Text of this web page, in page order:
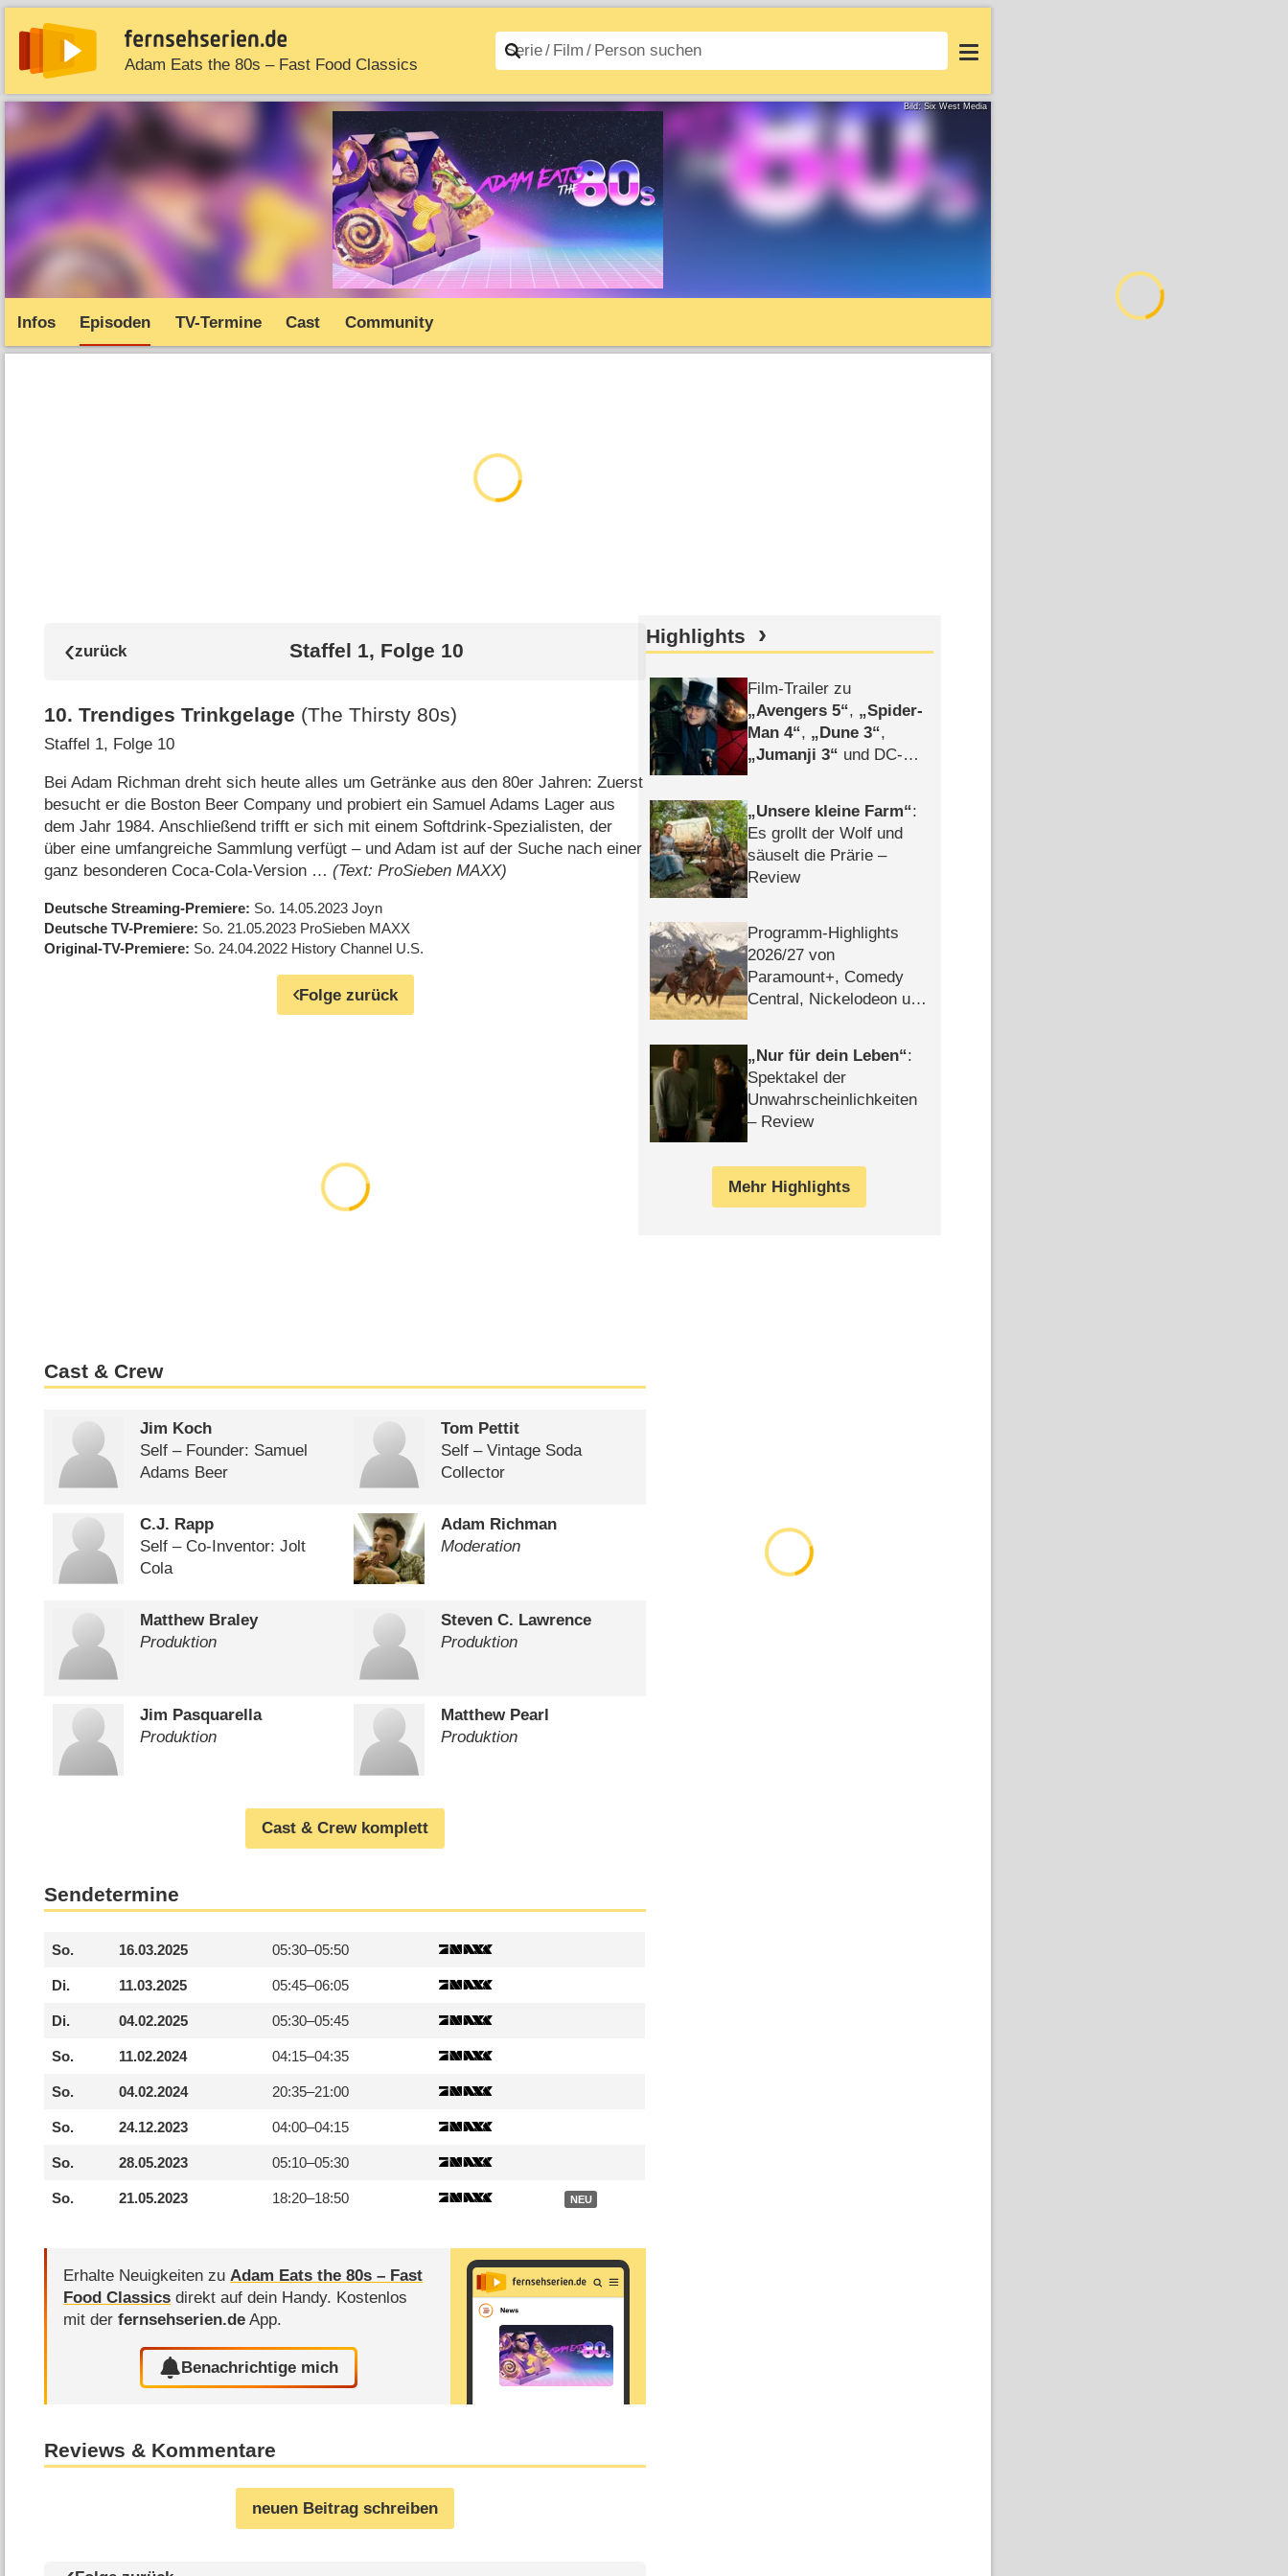
Adam Eats the 80s – Fast Food Classics
News Entdecken Streaming TV-Starts Serien A–Z Filme A–Z Login
Bild: Six West Media
Infos Episoden TV-Termine Cast Community
Staffel 1, Folge 10
10.Trendiges Trinkgelage (The Thirsty 80s)
Staffel 1, Folge 10
Bei Adam Richman dreht sich heute alles um Getränke aus den 80er Jahren: Zuerst
besucht er die Boston Beer Company und probiert ein Samuel Adams Lager aus
dem Jahr 1984. Anschließend trifft er sich mit einem Softdrink-Spezialisten, der
über eine umfangreiche Sammlung verfügt – und Adam ist auf der Suche nach einer
ganz besonderen Coca-Cola-Version …(Text: ProSieben MAXX)
Deutsche Streaming-Premiere So. 14.05.2023 Joyn
Deutsche TV-Premiere So. 21.05.2023 ProSieben MAXX
Original-TV-Premiere So. 24.04.2022 History Channel U.S.
Folge zurück
Cast & Crew
Jim Koch
Self – Founder: Samuel
Adams Beer
Tom Pettit
Self – Vintage Soda
Collector
C.J. Rapp
Self – Co-Inventor: Jolt
Cola
Adam Richman
Moderation
Matthew Braley
Produktion
Steven C. Lawrence
Produktion
Jim Pasquarella
Produktion
Matthew Pearl
Produktion
Cast & Crew komplett
Sendetermine
So. 16.03.2025 05:30–05:50
Di. 11.03.2025 05:45–06:05
Di. 04.02.2025 05:30–05:45
So. 11.02.2024 04:15–04:35
So. 04.02.2024 20:35–21:00
So. 24.12.2023 04:00–04:15
So. 28.05.2023 05:10–05:30
So. 21.05.2023 18:20–18:50 NEU
Erhalte Neuigkeiten zuAdam Eats the 80s – Fast
Food Classics direkt auf dein Handy. Kostenlos
mit derfernsehserien.de App.
Benachrichtige mich
Reviews & Kommentare
neuen Beitrag schreiben
Highlights
Film-Trailer zu
Avengers 5 ,
Spider-
Man 4 , Dune 3 ,
Jumanji 3
und DC-
Unsere kleine Farm :
Es grollt der Wolf und
säuselt die Prärie –
Review
Programm-Highlights
2026/​27 von
Paramount+, Comedy
Central, Nickelodeon und
Nur für dein Leben :
Spektakel der
Unwahrscheinlichkeiten
– Review
Mehr Highlights